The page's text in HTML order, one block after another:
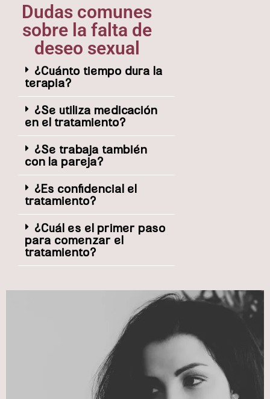
Dudas comunes
sobre la falta de
deseo sexual
¿Cuánto tiempo dura la
terapia?
¿Se utiliza medicación
en el tratamiento?
¿Se trabaja también
con la pareja?
¿Es confidencial el
tratamiento?
¿Cuál es el primer paso
para comenzar el
tratamiento?